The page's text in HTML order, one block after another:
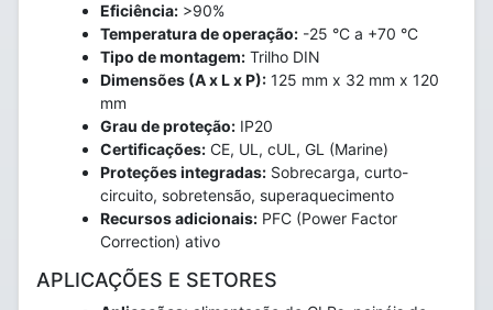
Eficiência: >90%
Temperatura de operação: -25 °C a +70 °C
Tipo de montagem: Trilho DIN
Dimensões (A x L x P): 125 mm x 32 mm x 120
mm
Grau de proteção: IP20
Certificações: CE, UL, cUL, GL (Marine)
Proteções integradas: Sobrecarga, curto-
circuito, sobretensão, superaquecimento
Recursos adicionais: PFC (Power Factor
Correction) ativo
APLICAÇÕES E SETORES